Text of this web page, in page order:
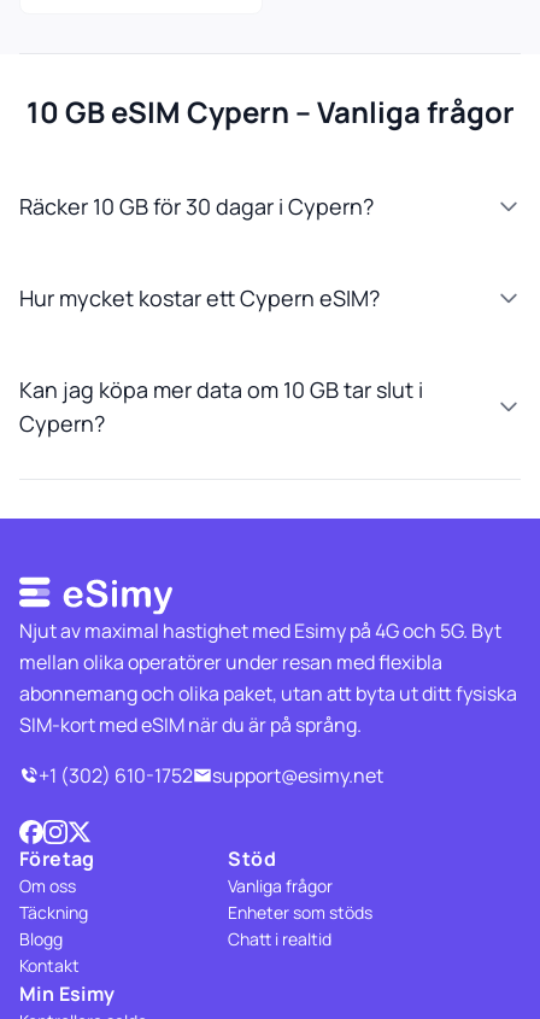
10 GB eSIM Cypern – Vanliga frågor
Räcker 10 GB för 30 dagar i Cypern?
Hur mycket kostar ett Cypern eSIM?
Kan jag köpa mer data om 10 GB tar slut i
Cypern?
Njut av maximal hastighet med Esimy på 4G och 5G. Byt
mellan olika operatörer under resan med flexibla
abonnemang och olika paket, utan att byta ut ditt fysiska
SIM-kort med eSIM när du är på språng.
+1 (302) 610-1752
support@esimy.net
Företag
Om oss
Täckning
Blogg
Kontakt
Stöd
Vanliga frågor
Enheter som stöds
Chatt i realtid
Min Esimy